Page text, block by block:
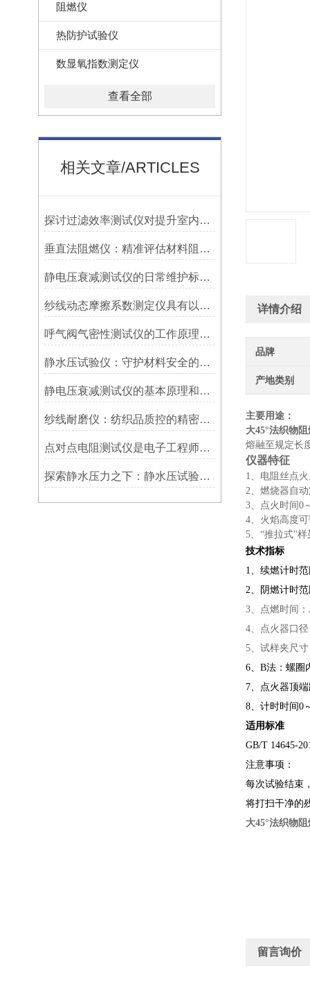
详情介绍
品牌
产地类别
主要用途：
大45°法织物
熔融至规定长
仪器特征
1、电阻丝点
2、燃烧器自
3、点火时间0
4、火焰高度
5、“推拉式"
技术指标
1、续燃计时
2、阴燃计时范
3、点燃时间
4、点火器口
5、试样夹尺
6、B法：螺圈
7、点火器顶
8、计时时间0
适用标准
GB/T 14645-
注意事项：
每次试验结束
将打扫干净的
大45°法织物
留言询价
阻燃仪
热防护试验仪
数显氧指数测定仪
查看全部
相关文章/ARTICLES
探讨过滤效率测试仪对提升室内空气质量的重要性
垂直法阻燃仪：精准评估材料阻燃性能的标准化工具
静电压衰减测试仪的日常维护标准有以下几个方面
纱线动态摩擦系数测定仪具有以下几个优点
呼气阀气密性测试仪的工作原理与应用研究
静水压试验仪：守护材料安全的卫士
静电压衰减测试仪的基本原理和使用方法
纱线耐磨仪：纺织品质控的精密标尺
点对点电阻测试仪是电子工程师的得力助手
探索静水压力之下：静水压试验仪的历史与应用